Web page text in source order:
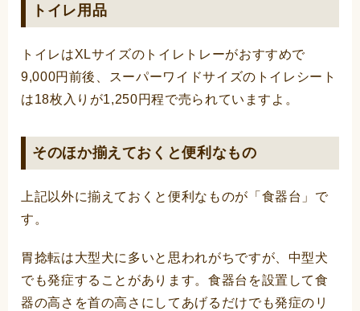
トイレ用品
トイレはXLサイズのトイレトレーがおすすめで
9,000円前後、スーパーワイドサイズのトイレシート
は18枚入りが1,250円程で売られていますよ。
そのほか揃えておくと便利なもの
上記以外に揃えておくと便利なものが「食器台」で
す。
胃捻転は大型犬に多いと思われがちですが、中型犬
でも発症することがあります。食器台を設置して食
器の高さを首の高さにしてあげるだけでも発症のリ